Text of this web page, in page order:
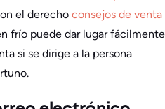
el derecho consejos de venta
frío puede dar lugar fácilmente
si se dirige a la persona